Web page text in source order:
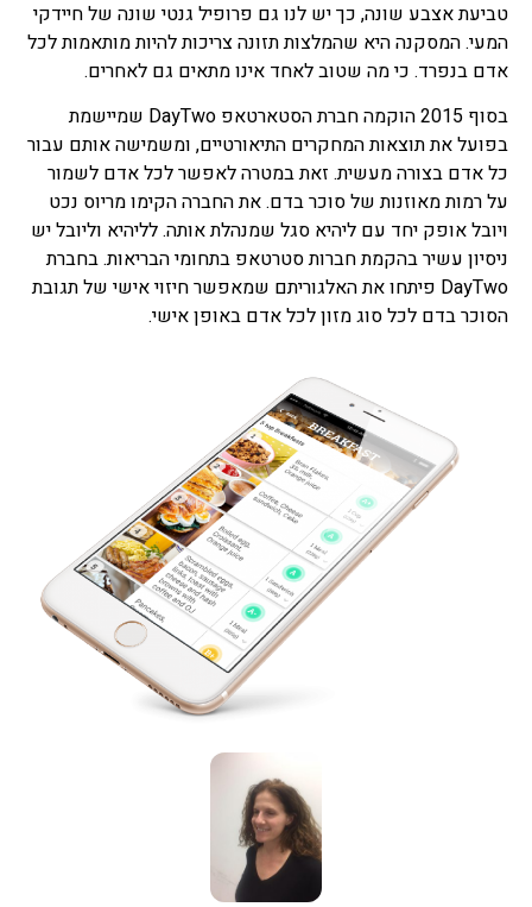
טביעת אצבע שונה, כך יש לנו גם פרופיל גנטי שונה של חיידקי
המעי. המסקנה היא שהמלצות תזונה צריכות להיות מותאמות לכל
אדם בנפרד. כי מה שטוב לאחד אינו מתאים גם לאחרים.
בסוף 2015 הוקמה חברת הסטארטאפ DayTwo שמיישמת
בפועל את תוצאות המחקרים התיאורטיים, ומשמישה אותם עבור
כל אדם בצורה מעשית. זאת במטרה לאפשר לכל אדם לשמור
על רמות מאוזנות של סוכר בדם. את החברה הקימו מריוס נכט
ויובל אופק יחד עם ליהיא סגל שמנהלת אותה. לליהיא וליובל יש
ניסיון עשיר בהקמת חברות סטרטאפ בתחומי הבריאות. בחברת
DayTwo פיתחו את האלגוריתם שמאפשר חיזוי אישי של תגובת
הסוכר בדם לכל סוג מזון לכל אדם באופן אישי.